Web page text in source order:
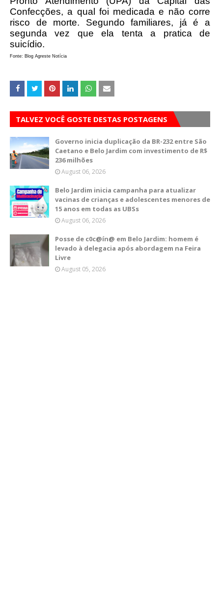
Confecções, a qual foi medicada e não corre
risco de morte. Segundo familiares, já é a
segunda vez que ela tenta a pratica de
suicídio.
Fonte: Blog Agreste Notícia
TALVEZ VOCÊ GOSTE DESTAS POSTAGENS
Governo inicia duplicação da BR-232 entre São
Caetano e Belo Jardim com investimento de R$
236 milhões
August 06, 2026
Belo Jardim inicia campanha para atualizar
vacinas de crianças e adolescentes menores de
15 anos em todas as UBSs
August 06, 2026
Posse de c0c@ín@ em Belo Jardim: homem é
levado à delegacia após abordagem na Feira
Livre
August 05, 2026